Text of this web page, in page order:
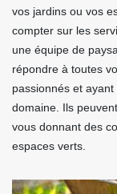
vos jardins ou vos
compter sur les
une équipe de
répondre à toutes
passionnés et
domaine. Ils
vous donnant des
espaces verts.